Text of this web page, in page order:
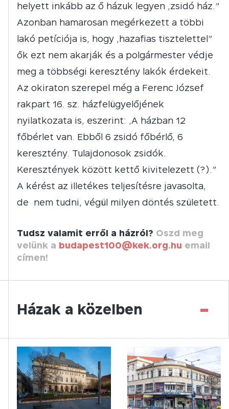
helyett inkább az ő házuk legyen „zsidó ház.”
Azonban hamarosan megérkezett a többi
lakó petíciója is, hogy „hazafias tisztelettel”
ők ezt nem akarják és a polgármester védje
meg a többségi keresztény lakók érdekeit.
Az okiraton szerepel még a Ferenc József
rakpart 16. sz. házfelügyelőjének
nyilatkozata is, eszerint: „A házban 12
főbérlet van. Ebből 6 zsidó főbérlő, 6
keresztény. Tulajdonosok zsidók.
Keresztények között kettő kivitelezett (?).”
A kérést az illetékes teljesítésre javasolta,
de nem tudni, végül milyen döntés született.
Tudsz valamit erről a házról? Oszd meg
velünk a budapest100@kek.org.hu email
címen!
Házak a közelben -